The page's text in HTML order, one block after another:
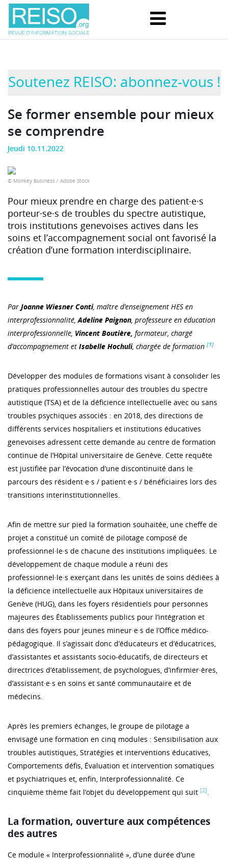
Soutenez REISO: abonnez-vous !
Se former ensemble pour mieux
se comprendre
Jeudi 10.11.2022
© Monkey Business / Adobe Stock
Pour mieux prendre en charge des patient·e·s
porteur·se·s de troubles du spectre autistique,
trois institutions genevoises actives dans les
soins et l’accompagnement social ont favorisé la
création d’une formation interdisciplinaire.
Par Joanne Wiesner Conti, maître d’enseignement HES en
interprofessionnalité,Adeline Paignon, professeure en éducation
interprofessionnelle, Vincent Boutière, formateur, chargé
d’accompagnement et Isabelle Hochuli, chargée de formation [1]
Développer des modules de formations visant à consolider les
pratiques professionnelles autour des troubles du spectre
autistique (TSA) et de la déficience intellectuelle avec ou sans
troubles psychiques associés : en 2018, des directions de
différents services hospitaliers et institutions éducatives
genevoises adressent cette demande au centre de formation
continue de l’Hôpital universitaire de Genève. Cette requête
est justifiée par l’évocation d’une discontinuité dans le
parcours des résident·e·s / patient·e·s / bénéficiaires lors des
transitions interinstitutionnelles.
Afin de mettre sur pied la formation souhaitée, une cheffe de
projet a constitué un comité de pilotage composé de
professionnel·le·s de chacune des institutions impliquées. Le
développement de chaque module a réuni des
professionnel·le·s exerçant dans les unités de soins dédiées à
la déficience intellectuelle aux Hôpitaux universitaires de
Genève (HUG), dans les foyers résidentiels pour personnes
majeures des Établissements publics pour l’intégration et
dans des foyers pour jeunes mineur·e·s de l’Office médico-
pédagogique. Il s’agissait donc d’éducateurs et d’éducatrices,
d’assistantes et assistants socio-éducatifs, de directeurs et
directrices d’établissement, de psychologues, d’infirmier·ères,
d’assistant·e·s en soins et santé communautaire et de
médecins.
Après les premiers échanges, le groupe de pilotage a
envisagé une formation en cinq modules : Sensibilisation aux
troubles autistiques, Stratégies et interventions éducatives,
Comportements défis, Évaluation et intervention somatiques
et psychiatriques et, enfin, Interprofessionnalité. Ce
cinquième thème fait l’objet du développement qui suit [2].
La formation, ouverture aux compétences
des autres
Ce module « Interprofessionnalité », d’une durée d’une